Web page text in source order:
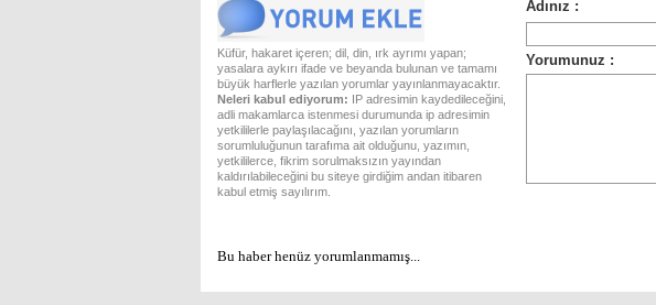
Küfür, hakaret içeren; dil, din, ırk ayrımı yapan;
yasalara aykırı ifade ve beyanda bulunan ve tamamı
büyük harflerle yazılan yorumlar yayınlanmayacaktır.
Neleri kabul ediyorum: IP adresimin kaydedileceğini,
adli makamlarca istenmesi durumunda ip adresimin
yetkililerle paylaşılacağını, yazılan yorumların
sorumluluğunun tarafıma ait olduğunu, yazımın,
yetkililerce, fikrim sorulmaksızın yayından
kaldırılabileceğini bu siteye girdiğim andan itibaren
kabul etmiş sayılırım.
Bu haber henüz yorumlanmamış...